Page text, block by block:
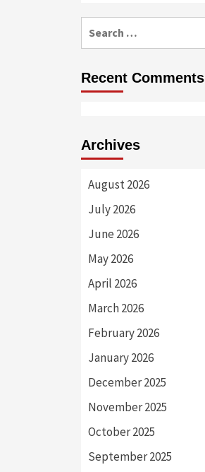
for:
Recent Comments
Archives
August 2026
July 2026
June 2026
May 2026
April 2026
March 2026
February 2026
January 2026
December 2025
November 2025
October 2025
September 2025